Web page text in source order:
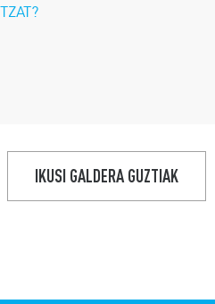
IKUSI GALDERA GUZTIAK